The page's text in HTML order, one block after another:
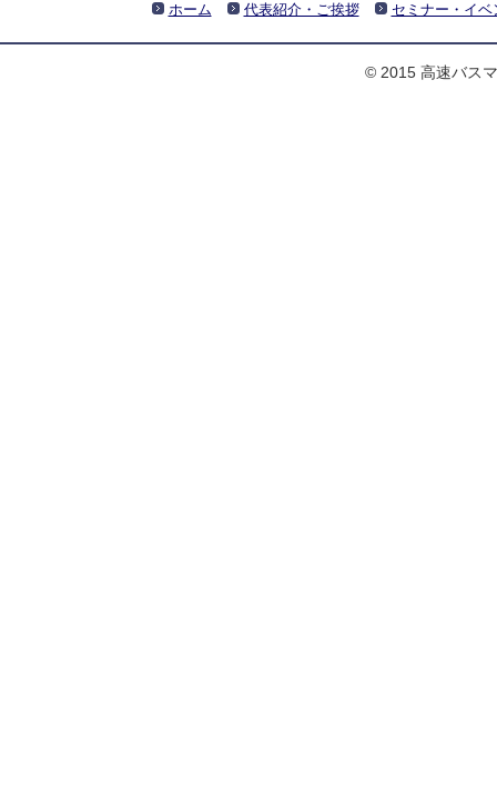
ホーム 代表紹介・ご挨拶 セミナー・イベ
© 2015 高速バス